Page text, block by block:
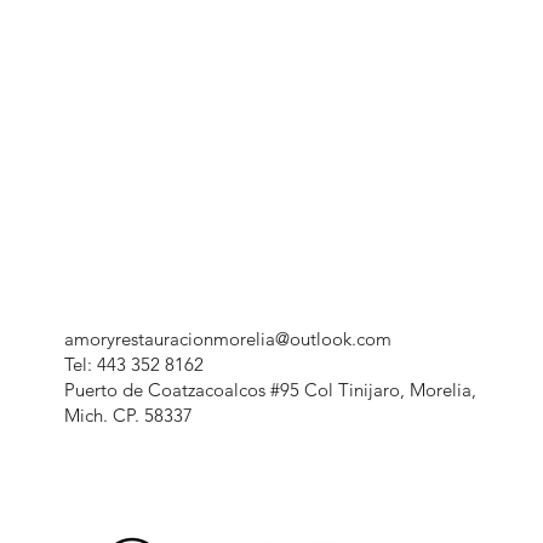
amoryrestauracionmorelia@outlook.com
Tel: 443 352 8162
Puerto de Coatzacoalcos #95 Col Tinijaro, Morelia,
Mich. CP. 58337